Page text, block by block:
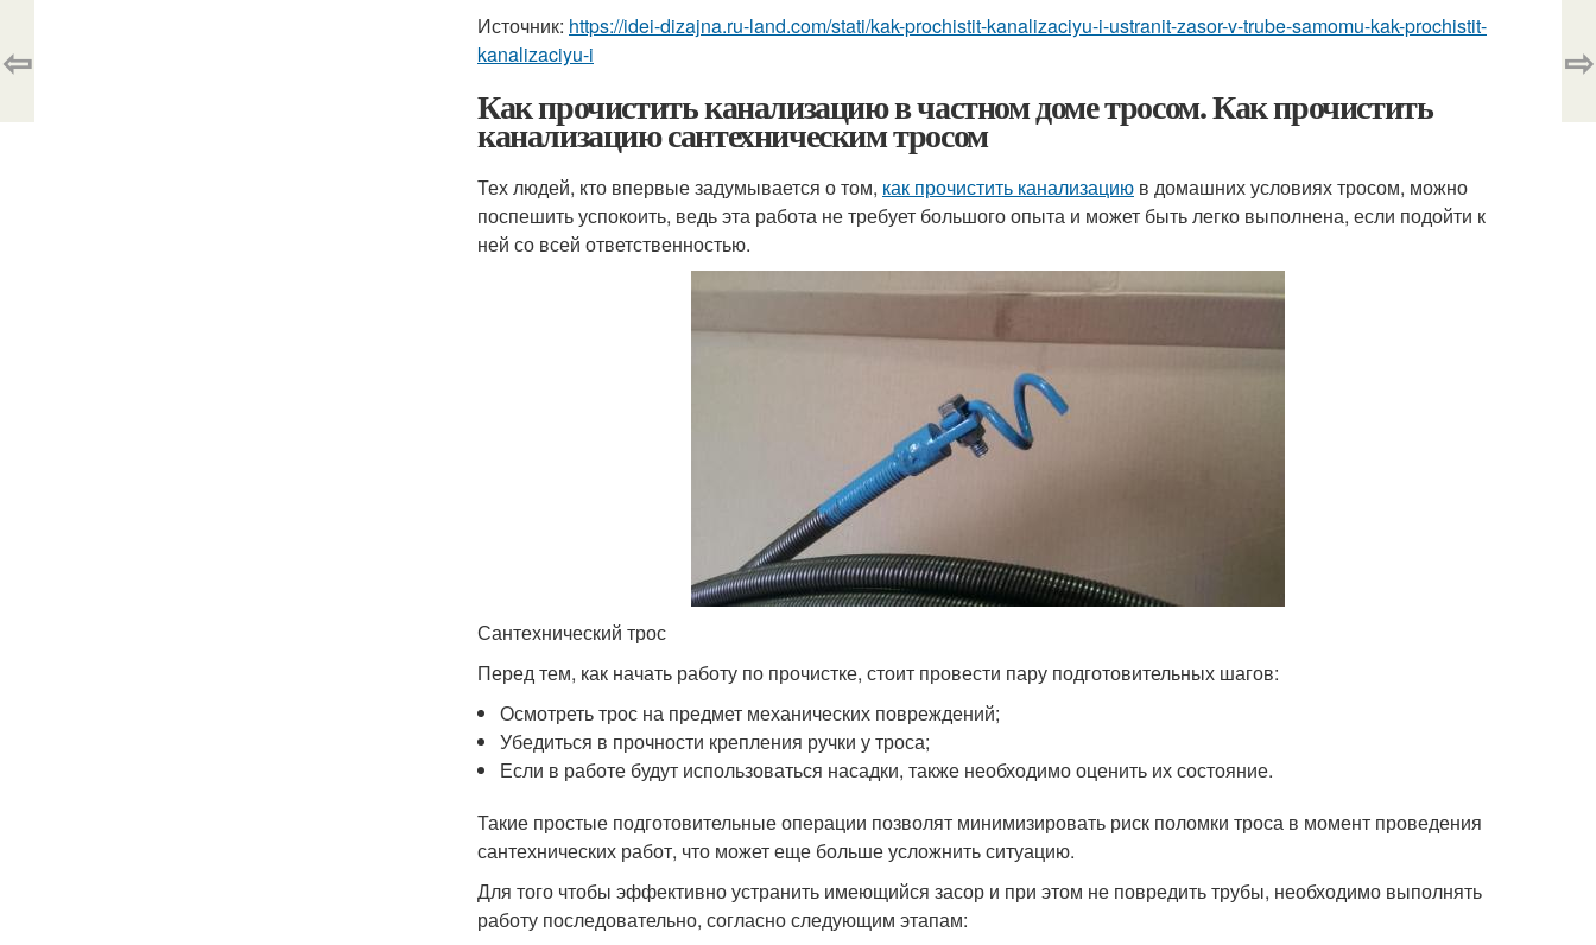
Источник: https://idei-dizajna.ru-land.com/stati/kak-prochistit-kanalizaciyu-i-ustranit-zasor-v-trube-samomu-kak-prochistit-
kanalizaciyu-i
Как прочистить канализацию в частном доме тросом. Как прочистить
канализацию сантехническим тросом
Тех людей, кто впервые задумывается о том, как прочистить канализацию в домашних условиях тросом, можно
поспешить успокоить, ведь эта работа не требует большого опыта и может быть легко выполнена, если подойти к
ней со всей ответственностью.
Сантехнический трос
Перед тем, как начать работу по прочистке, стоит провести пару подготовительных шагов:
Осмотреть трос на предмет механических повреждений;
Убедиться в прочности крепления ручки у троса;
Если в работе будут использоваться насадки, также необходимо оценить их состояние.
Такие простые подготовительные операции позволят минимизировать риск поломки троса в момент проведения
сантехнических работ, что может еще больше усложнить ситуацию.
Для того чтобы эффективно устранить имеющийся засор и при этом не повредить трубы, необходимо выполнять
работу последовательно, согласно следующим этапам:
⇦ ⇨